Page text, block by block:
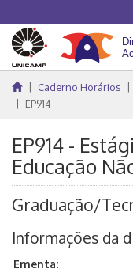
Caderno Horários
EP914
EP914 -
Educação
Graduação/
Informações da
Ementa: